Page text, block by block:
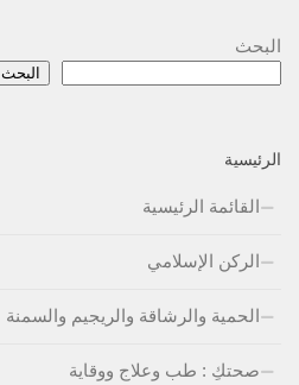
البحث
البحث
الرئيسية
القائمة الرئيسية
الركن الإسلامي
الحمية والرشاقة والريجيم والسمنة
صحتكِ : طب وعلاج ووقاية